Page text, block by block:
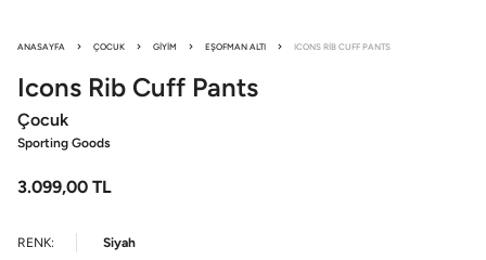
ANASAYFA ÇOCUK GIYIM EŞOFMAN ALTI ICONS RIB CUFF PANTS
Icons Rib Cuff Pants
Çocuk
Sporting Goods
3.099,00 TL
RENK: Siyah